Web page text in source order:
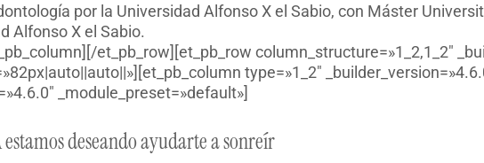
por la Universidad Alfonso X el Sabio, con Máster
Alfonso X el Sabio.
et_pb_row][et_pb_row column_structure=»1_2,1_2″
type=»1_2″
_module_preset=»default»]
estamos deseando ayudarte a sonreír